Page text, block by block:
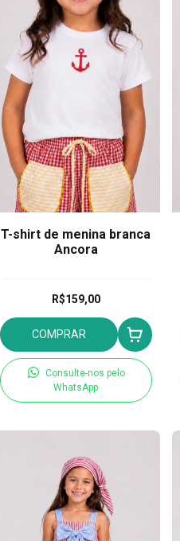
T-shirt de menina branca
Ancora
R$159,00
COMPRAR
Consulte-nos pelo
WhatsApp